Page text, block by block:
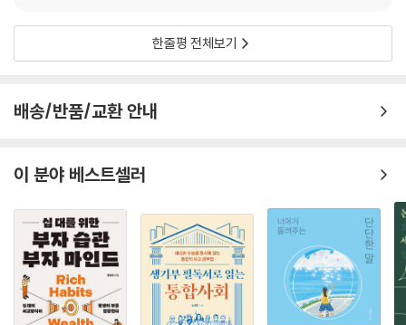
한줄평 전체보기
배송/반품/교환 안내
이 분야 베스트셀러